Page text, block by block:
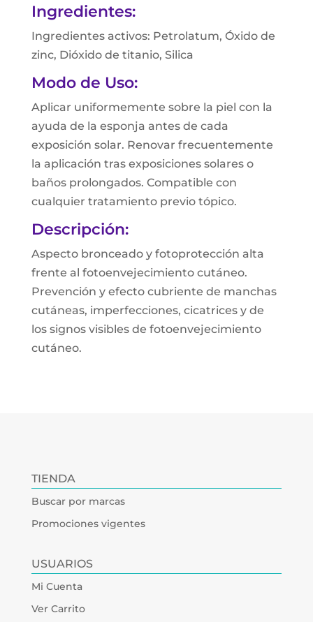
Ingredientes:
Ingredientes activos: Petrolatum, Óxido de
zinc, Dióxido de titanio, Silica
Modo de Uso:
Aplicar uniformemente sobre la piel con la
ayuda de la esponja antes de cada
exposición solar. Renovar frecuentemente
la aplicación tras exposiciones solares o
baños prolongados. Compatible con
cualquier tratamiento previo tópico.
Descripción:
Aspecto bronceado y fotoprotección alta
frente al fotoenvejecimiento cutáneo.
Prevención y efecto cubriente de manchas
cutáneas, imperfecciones, cicatrices y de
los signos visibles de fotoenvejecimiento
cutáneo.
TIENDA
Buscar por marcas
Promociones vigentes
USUARIOS
Mi Cuenta
Ver Carrito